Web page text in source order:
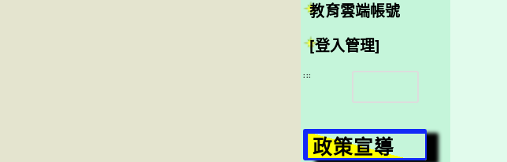
教育雲端帳號
[登入管理]
:::
搜
尋
政策宣導